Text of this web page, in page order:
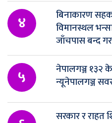
४
बिनाकारण
विमानस्थल
जाँचपास बन्द
५
नेपालगञ्ज १३२
न्यूनेपालगञ्ज
सरकार र राहत